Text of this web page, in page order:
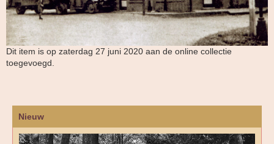
Dit item is op zaterdag 27 juni 2020 aan de online collectie
toegevoegd.
Nieuw